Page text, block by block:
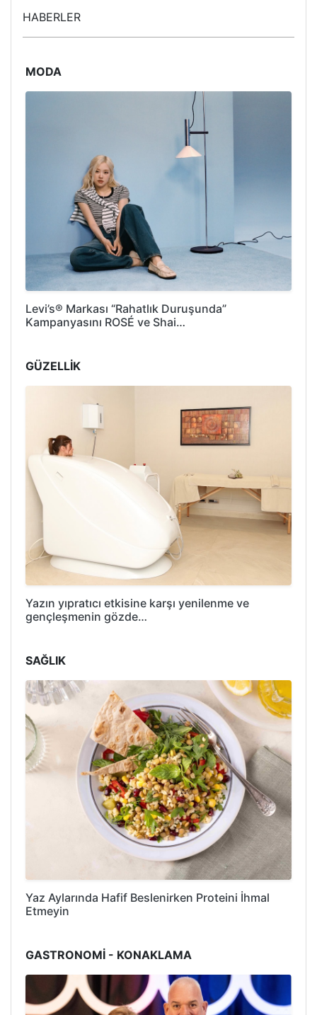
HABERLER
MODA
Levi’s® Markası “Rahatlık Duruşunda”
Kampanyasını ROSÉ ve Shai…
GÜZELLİK
Yazın yıpratıcı etkisine karşı yenilenme ve
gençleşmenin gözde…
SAĞLIK
Yaz Aylarında Hafif Beslenirken Proteini İhmal
Etmeyin
GASTRONOMİ - KONAKLAMA